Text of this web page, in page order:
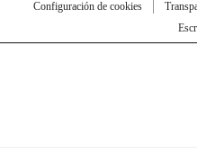
Configuración de cookies